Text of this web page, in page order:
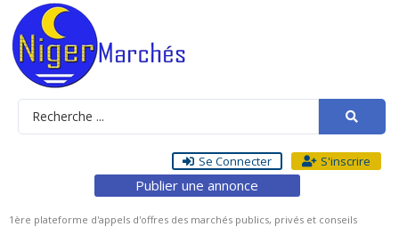
Se Connecter S'inscrire
Publier une annonce
1ère plateforme d'appels d'offres des marchés publics, privés et conseils